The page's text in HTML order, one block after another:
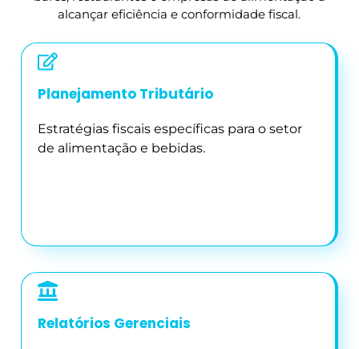
alcançar eficiência e conformidade fiscal.
Planejamento Tributário
Estratégias fiscais específicas para o setor
de alimentação e bebidas.
Relatórios Gerenciais